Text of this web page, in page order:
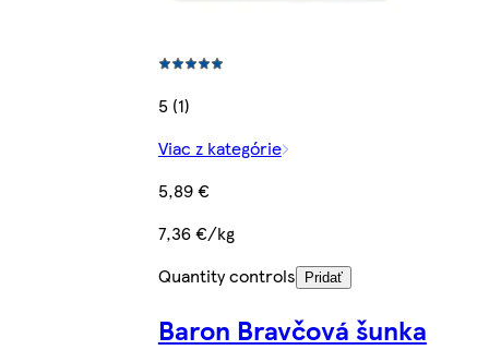
5 (1)
Viac z kategórie
5,89 €
7,36 €/kg
Quantity controls
Pridať
Baron Bravčová šunka